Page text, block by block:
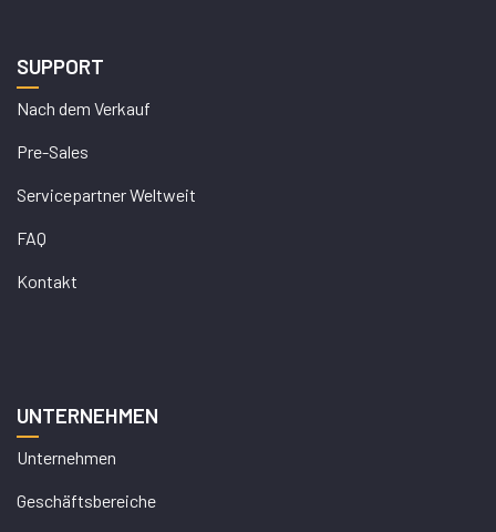
SUPPORT
Nach dem Verkauf
Pre-Sales
Servicepartner Weltweit
FAQ
Kontakt
UNTERNEHMEN
Unternehmen
Geschäftsbereiche